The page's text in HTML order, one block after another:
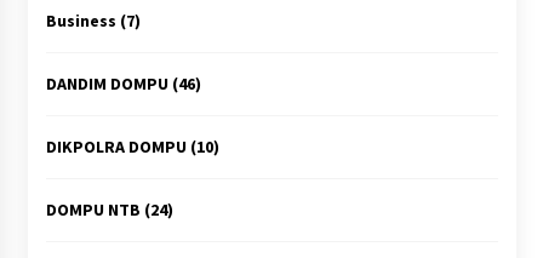
Business (7)
DANDIM DOMPU(46)
DIKPOLRA DOMPU(10)
DOMPU NTB (24)